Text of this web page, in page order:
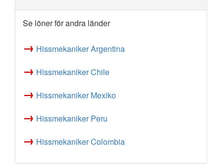
Se löner för andra länder
→ Hissmekaniker Argentina
→ Hissmekaniker Chile
→ Hissmekaniker Mexiko
→ Hissmekaniker Peru
→ Hissmekaniker Colombia